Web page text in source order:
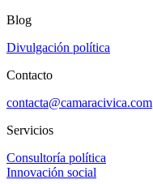
Blog
Divulgación política
Contacto
contacta@camaracivica.com
Servicios
Consultoría política
Innovación social